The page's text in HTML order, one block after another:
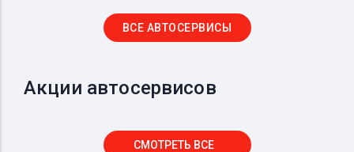
ВСЕ АВТОСЕРВИСЫ
Акции автосервисов
СМОТРЕТЬ ВСЕ